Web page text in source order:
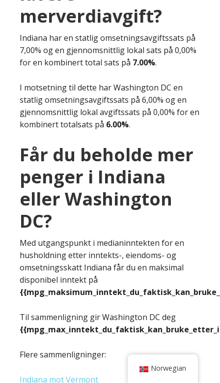
merverdiavgift?
Indiana har en statlig omsetningsavgiftssats på
7,00% og en gjennomsnittlig lokal sats på 0,00%
for en kombinert total sats på 7.00%.
I motsetning til dette har Washington DC en
statlig omsetningsavgiftssats på 6,00% og en
gjennomsnittlig lokal avgiftssats på 0,00% for en
kombinert totalsats på 6.00%.
Får du beholde mer
penger i Indiana
eller Washington
DC?
Med utgangspunkt i medianinntekten for en
husholdning etter inntekts-, eiendoms- og
omsetningsskatt Indiana får du en maksimal
disponibel inntekt på
Til sammenligning gir Washington DC deg
Flere sammenligninger:
Indiana mot Vermont
Norwegian